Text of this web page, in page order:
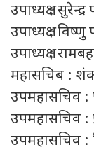
उपाध्यक्ष :
उपाध्यक्ष :
उपाध्यक्ष :
महासचिब :
उपमहासचिव :
उपमहासचिव :
उपमहासचिव :